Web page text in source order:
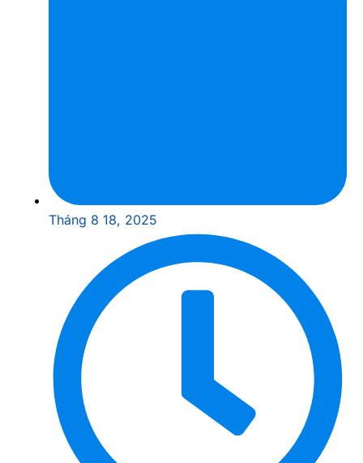
Tháng 8 18, 2025